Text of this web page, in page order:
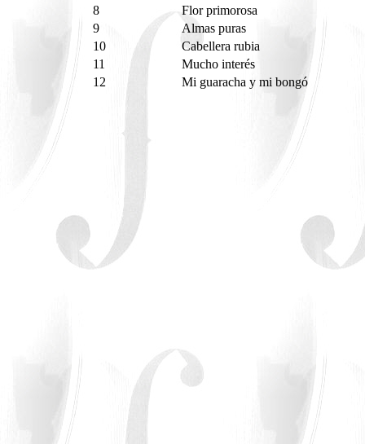
8
Flor primorosa
9
Almas puras
10
Cabellera rubia
11
Mucho interés
12
Mi guaracha y mi bongó